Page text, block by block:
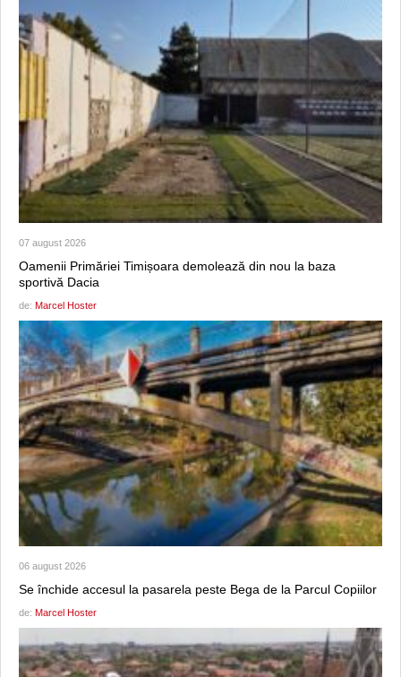
07 august 2026
Oamenii Primăriei Timișoara demolează din nou la baza
sportivă Dacia
de: Marcel Hoster
06 august 2026
Se închide accesul la pasarela peste Bega de la Parcul Copiilor
de: Marcel Hoster